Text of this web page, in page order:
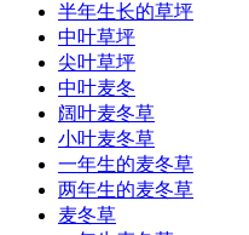
半年生长的草坪
中叶草坪
尖叶草坪
中叶麦冬
阔叶麦冬草
小叶麦冬草
一年生的麦冬草
两年生的麦冬草
麦冬草